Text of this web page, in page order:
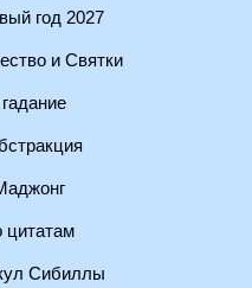
год 2027
и Святки
цитатам
Сибиллы